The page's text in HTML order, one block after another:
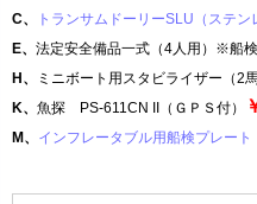
C、
トランサムドーリーSLU（ステン
E、 法定安全備品一式（4人用）※船
H、
ミニボート用スタビライザー（2馬
K、 魚探 PS-611CN II（ＧＰＳ付）
M、 インフレータブル用船検プレー